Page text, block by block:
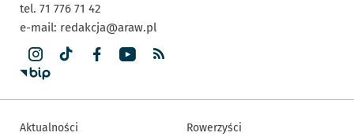
tel. 71 776 71 42
e-mail: redakcja@araw.pl
Aktualności Rowerzyści